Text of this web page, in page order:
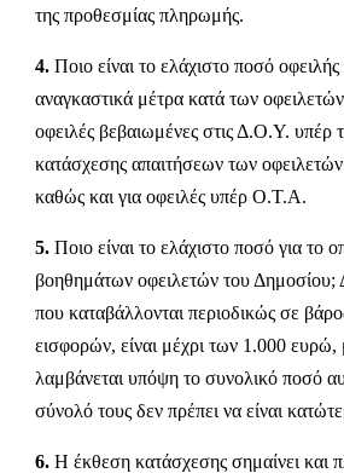
της προθεσμίας πληρωμής.
4. Ποιο είναι το ελάχιστο ποσό
αναγκαστικά μέτρα κατά των
οφειλές βεβαιωμένες στις Δ.Ο.Υ.
κατάσχεσης απαιτήσεων των
καθώς και για οφειλές υπέρ Ο.Τ.Α.
5. Ποιο είναι το ελάχιστο ποσό για το
βοηθημάτων οφειλετών του Δημοσίου;
που καταβάλλονται περιοδικώς σε
εισφορών, είναι μέχρι των 1.000
λαμβάνεται υπόψη το συνολικό ποσό
σύνολό τους δεν πρέπει να είναι
6. Η έκθεση κατάσχεσης σημαίνει και